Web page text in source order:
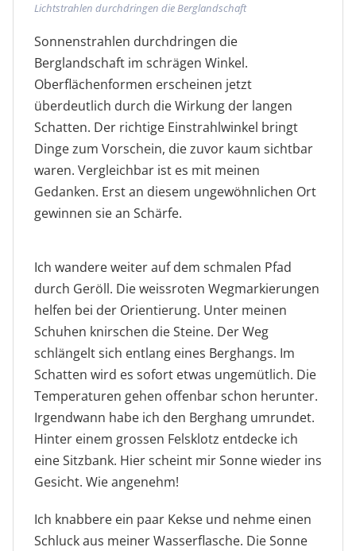
Lichtstrahlen durchdringen die Berglandschaft
Sonnenstrahlen durchdringen die
Berglandschaft im schrägen Winkel.
Oberflächenformen erscheinen jetzt
überdeutlich durch die Wirkung der langen
Schatten. Der richtige Einstrahlwinkel bringt
Dinge zum Vorschein, die zuvor kaum sichtbar
waren. Vergleichbar ist es mit meinen
Gedanken. Erst an diesem ungewöhnlichen Ort
gewinnen sie an Schärfe.
Ich wandere weiter auf dem schmalen Pfad
durch Geröll. Die weissroten Wegmarkierungen
helfen bei der Orientierung. Unter meinen
Schuhen knirschen die Steine. Der Weg
schlängelt sich entlang eines Berghangs. Im
Schatten wird es sofort etwas ungemütlich. Die
Temperaturen gehen offenbar schon herunter.
Irgendwann habe ich den Berghang umrundet.
Hinter einem grossen Felsklotz entdecke ich
eine Sitzbank. Hier scheint mir Sonne wieder ins
Gesicht. Wie angenehm!
Ich knabbere ein paar Kekse und nehme einen
Schluck aus meiner Wasserflasche. Die Sonne